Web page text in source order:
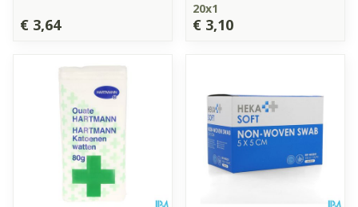
€ 3,64
20x1
€ 3,10